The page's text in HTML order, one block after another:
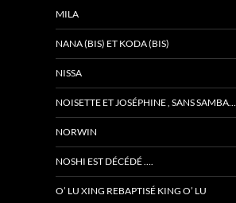
MILA
NANA (BIS) ET KODA (BIS)
NISSA
NOISETTE ET JOSÉPHINE , SANS SAMBA….
NORWIN
NOSHI EST DÉCÉDÉ ….
O’ LU XING REBAPTISÉ KING O’ LU